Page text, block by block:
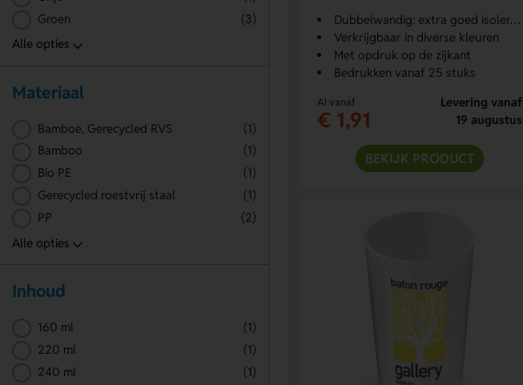
Dubbelwandig: extra goed isolerend
Verkrijgbaar in diverse kleuren
Met opdruk op de zijkant
Bedrukken vanaf 25 stuks
Al vanaf
€ 1,91
Levering vanaf
19 augustus
BEKIJK PRODUCT
Groen
(3)
Materiaal
Bamboe, Gerecycled RVS
(1)
Bamboo
(1)
Bio PE
(1)
Gerecycled roestvrij staal
(1)
PP
(2)
Inhoud
160 ml
(1)
220 ml
(1)
240 ml
(1)